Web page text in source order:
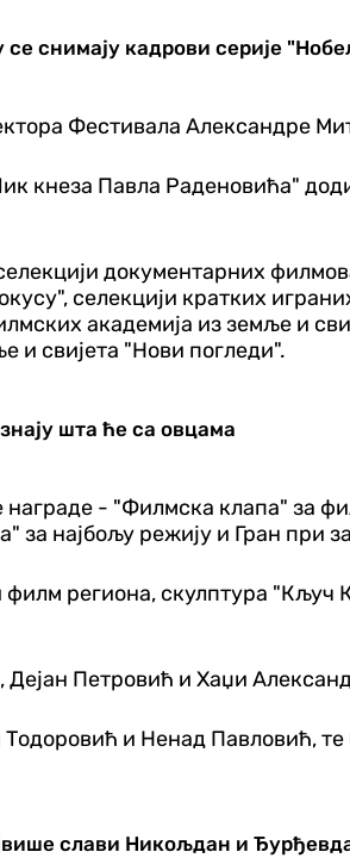
снимају кадрови серије
Фестивала Александре
кнеза Павла Раденовића"
документарних
селекцији кратких
академија из земље и
и свијета "Нови погледи".
шта ће са овцама
- "Филмска клапа" за
за најбољу режију и Гран при
региона, скулптура
Петровић и Хаџи
и Ненад Павловић,
слави Никољдан и